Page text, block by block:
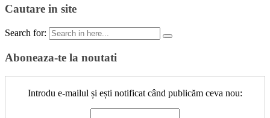
Cautare in site
Search for:
Aboneaza-te la noutati
Introdu e-mailul și ești notificat când publicăm ceva nou: